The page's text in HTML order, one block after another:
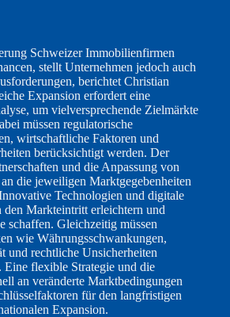
Schweizer Immobilienfirmen
stellt Unternehmen jedoch auch
berichtet Christian
Expansion erfordert eine
um vielversprechende Zielmärkte
müssen regulatorische
wirtschaftliche Faktoren und
berücksichtigt werden. Der
und die Anpassung von
die jeweiligen Marktgegebenheiten
Technologien und digitale
den Markteintritt erleichtern und
schaffen. Gleichzeitig müssen
wie Währungsschwankungen,
und rechtliche Unsicherheiten
Eine flexible Strategie und die
an veränderte Marktbedingungen
für den langfristigen
Expansion.